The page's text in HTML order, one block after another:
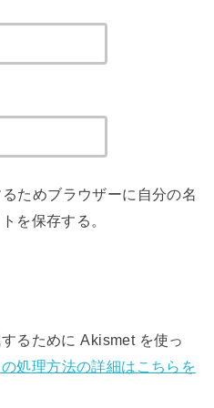
ためブラウザーに自分の名
を保存する。
るために Akismet を使っ
処理方法の詳細はこちらを